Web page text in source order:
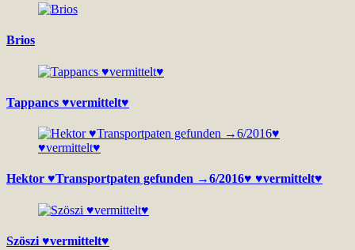
Brios
Tappancs ♥vermittelt♥
Hektor ♥Transportpaten gefunden →6/2016♥ ♥vermittelt♥
Szöszi ♥vermittelt♥